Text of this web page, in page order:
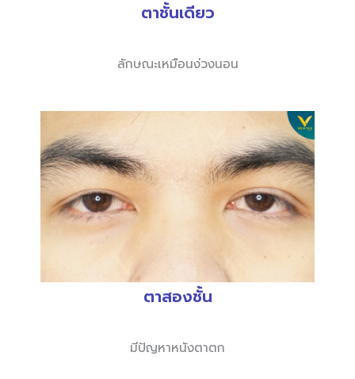
ตาชั้นเดียว
ลักษณะเหมือนง่วงนอน
ตาสองชั้น
มีปัญหาหนังตาตก